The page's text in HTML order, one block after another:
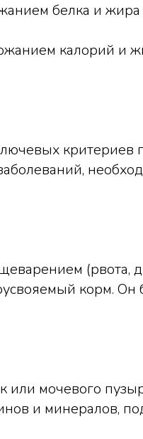
белка и
калорий и
критериев
(рвота,
корм. Он
или мочевого
и минералов,